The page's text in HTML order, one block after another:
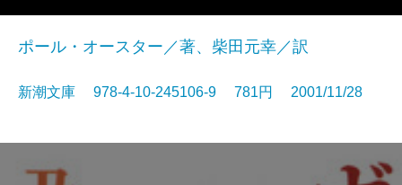
ポール・オースター／著、柴田元幸／訳
新潮文庫 978-4-10-245106-9 781円 2001/11/28